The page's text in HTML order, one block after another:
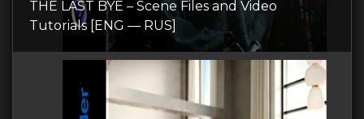
THE LAST BYE – Scene Files and Video
Tutorials [ENG — RUS]